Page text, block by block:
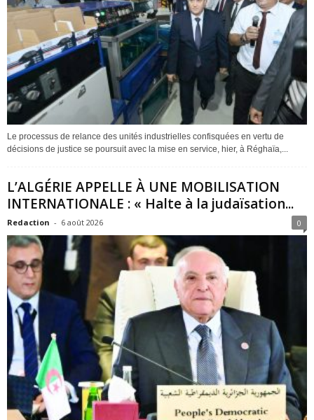
Le processus de relance des unités industrielles confisquées en vertu de
décisions de justice se poursuit avec la mise en service, hier, à Réghaïa,...
L’ALGÉRIE APPELLE À UNE MOBILISATION
INTERNATIONALE : « Halte à la judaïsation...
Redaction - 6 août 2026 0